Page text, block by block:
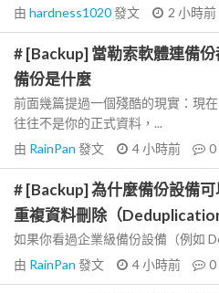
由 hardness1020發文 2 小時前
# [Backup] 當勒索軟體連備
備份是什麼
前面幾篇提過一個殘酷的現實：現
往往不是你的正式資料，...
由 RainPan 發文 4 小時前 0
# [Backup] 為什麼備份設備
重複資料刪除（Deduplication
如果你看過企業級備份設備（例如
由 RainPan 發文 4 小時前 0